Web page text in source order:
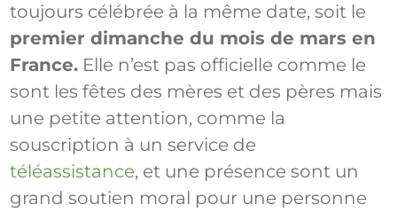
toujours célébrée à la même date, soit le
premier dimanche du mois de mars en
France. Elle n’est pas officielle comme le
sont les fêtes des mères et des pères mais
une petite attention, comme la
souscription à un service de
téléassistance, et une présence sont un
grand soutien moral pour une personne